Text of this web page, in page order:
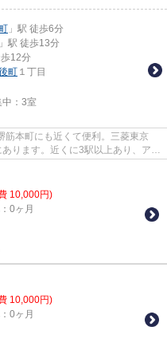
」駅 徒歩6分
」駅 徒歩13分
歩12分
町 １丁目
： 3室
筋本町にも近くて便利。三菱東京
ります。近くに3駅以上あり、アク
10,000円)
0ヶ月
10,000円)
0ヶ月